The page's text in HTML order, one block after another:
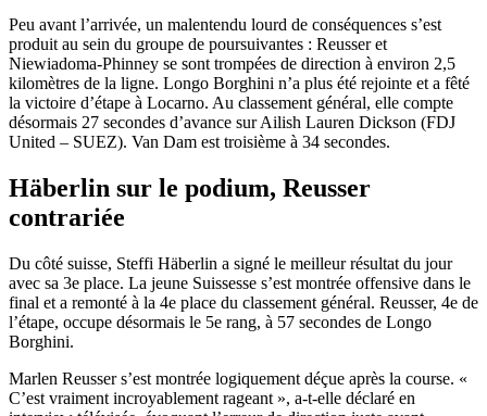
Peu avant l’arrivée, un malentendu lourd de conséquences s’est
produit au sein du groupe de poursuivantes : Reusser et
Niewiadoma-Phinney se sont trompées de direction à environ 2,5
kilomètres de la ligne. Longo Borghini n’a plus été rejointe et a fêté
la victoire d’étape à Locarno. Au classement général, elle compte
désormais 27 secondes d’avance sur Ailish Lauren Dickson (FDJ
United – SUEZ). Van Dam est troisième à 34 secondes.
Häberlin sur le podium, Reusser
contrariée
Du côté suisse, Steffi Häberlin a signé le meilleur résultat du jour
avec sa 3e place. La jeune Suissesse s’est montrée offensive dans le
final et a remonté à la 4e place du classement général. Reusser, 4e de
l’étape, occupe désormais le 5e rang, à 57 secondes de Longo
Borghini.
Marlen Reusser s’est montrée logiquement déçue après la course. «
C’est vraiment incroyablement rageant », a-t-elle déclaré en